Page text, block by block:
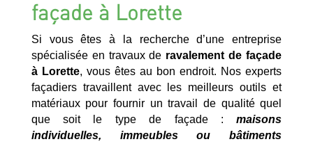
façade à Lorette
Si vous êtes à la recherche d’une entreprise
spécialisée en travaux de ravalement de façade
à Lorette, vous êtes au bon endroit. Nos experts
façadiers travaillent avec les meilleurs outils et
matériaux pour fournir un travail de qualité quel
que soit le type de façade :maisons
individuelles, immeubles ou bâtiments